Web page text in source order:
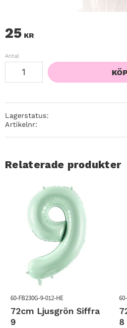
25 KR
Antal
Lagerstatus
Artikelnr
Relaterade produkter
72cm Ljusgrön Siffra
9
60-FB230G-9-012-HE
8